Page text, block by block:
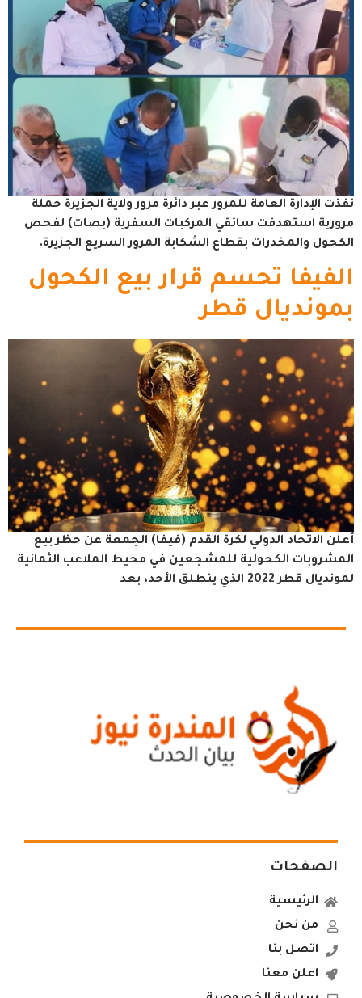
نفذت الإدارة العامة للمرور عبر دائرة مرور ولاية الجزيرة حملة
مرورية استهدفت سائقي المركبات السفرية (بصات) لفحص
الكحول والمخدرات بقطاع الشكابة المرور السريع الجزيرة.
الفيفا تحسم قرار بيع الكحول
بمونديال قطر
أعلن الاتحاد الدولي لكرة القدم (فيفا) الجمعة عن حظر بيع
المشروبات الكحولية للمشجعين في محيط الملاعب الثمانية
لمونديال قطر 2022 الذي ينطلق الأحد، بعد
الصفحات
الرئيسية
من نحن
اتصل بنا
اعلن معنا